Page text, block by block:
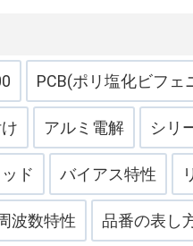
PCB(ポリ塩化ビフェ
アルミ電解 シリ
ド バイアス特性
波数特性 品番の表し